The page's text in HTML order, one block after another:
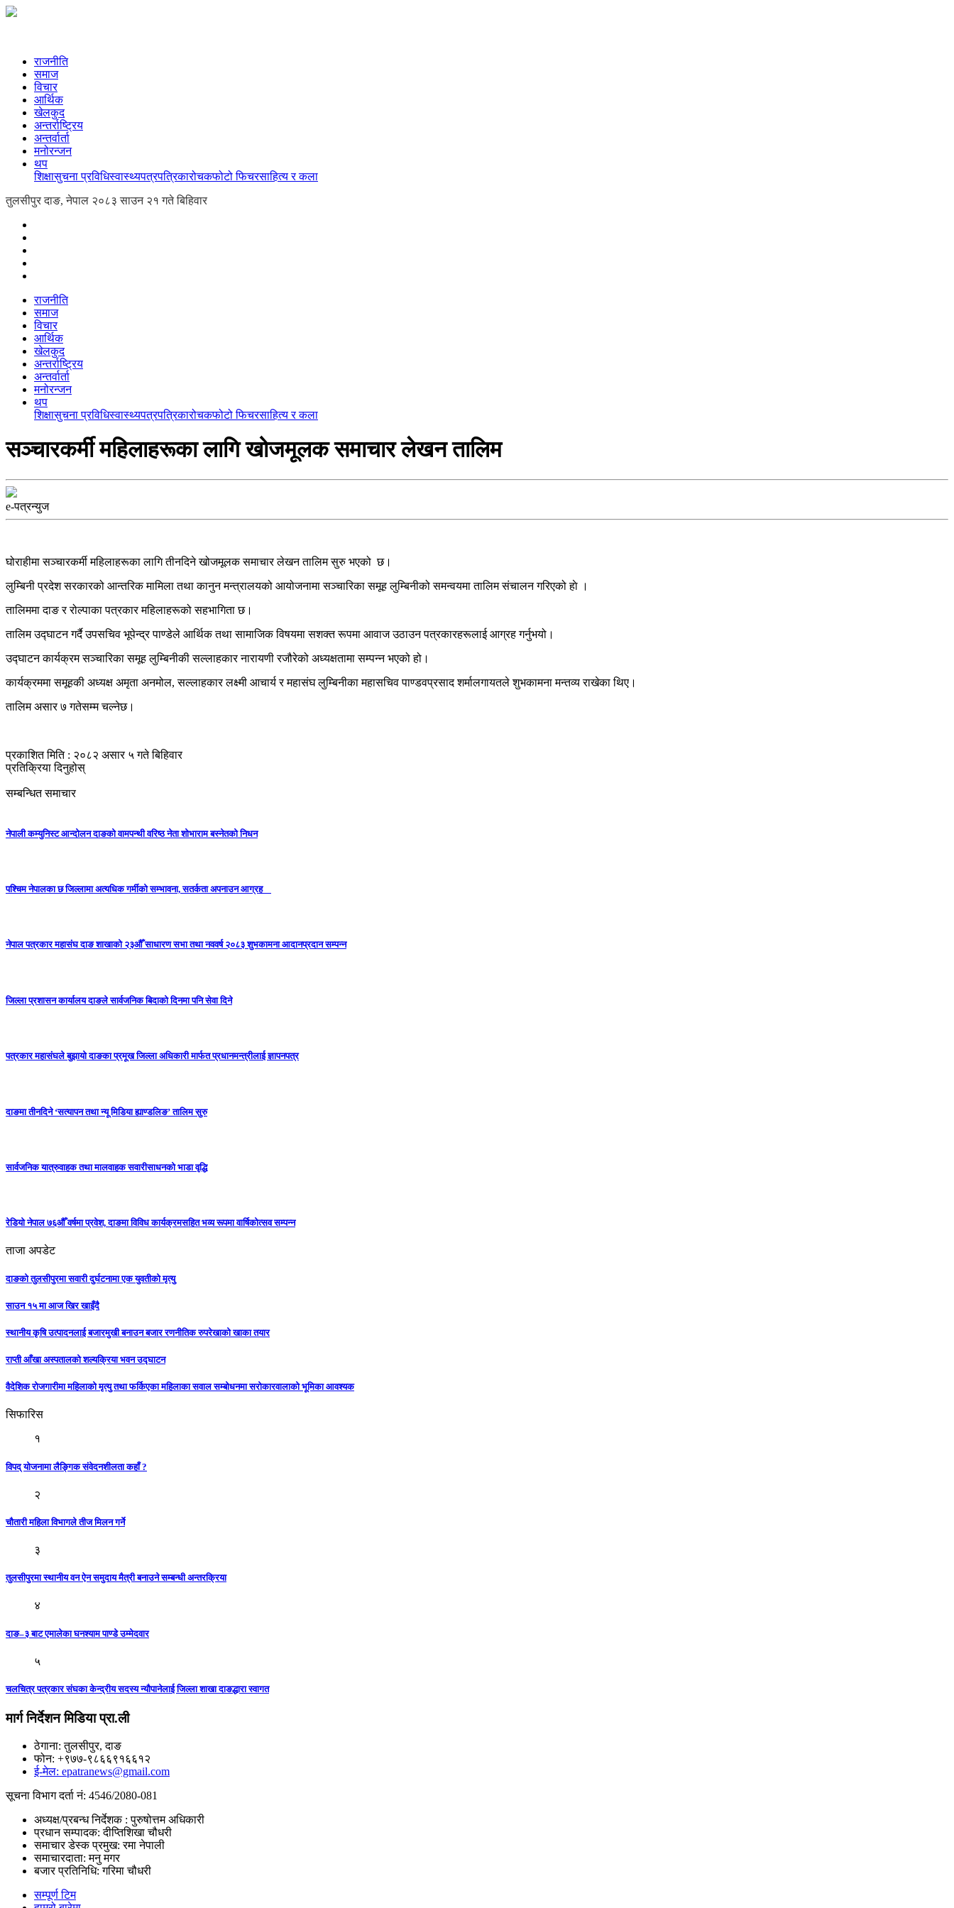
राजनीति
समाज
विचार
आर्थिक
खेलकुद
अन्तर्राष्ट्रिय
अन्तर्वार्ता
मनोरन्जन
थप
शिक्षासुचना प्रविधिस्वास्थ्यपत्रपत्रिकारोचकफोटो फिचरसाहित्य र कला
तुलसीपुर दाङ, नेपाल २०८३ साउन २१ गते बिहिवार
राजनीति
समाज
विचार
आर्थिक
खेलकुद
अन्तर्राष्ट्रिय
अन्तर्वार्ता
मनोरन्जन
थप
शिक्षासुचना प्रविधिस्वास्थ्यपत्रपत्रिकारोचकफोटो फिचरसाहित्य र कला
सञ्चारकर्मी महिलाहरूका लागि खोजमूलक समाचार लेखन तालिम
e-पत्रन्युज
घोराहीमा सञ्चारकर्मी महिलाहरूका लागि तीनदिने खोजमूलक समाचार लेखन तालिम सुरु भएको छ।
लुम्बिनी प्रदेश सरकारको आन्तरिक मामिला तथा कानुन मन्त्रालयको आयोजनामा सञ्चारिका समूह लुम्बिनीको समन्वयमा तालिम संचालन गरिएको हाे ।
तालिममा दाङ र रोल्पाका पत्रकार महिलाहरूको सहभागिता छ।
तालिम उद्घाटन गर्दै उपसचिव भूपेन्द्र पाण्डेले आर्थिक तथा सामाजिक विषयमा सशक्त रूपमा आवाज उठाउन पत्रकारहरूलाई आग्रह गर्नुभयो।
उद्घाटन कार्यक्रम सञ्चारिका समूह लुम्बिनीकी सल्लाहकार नारायणी रजौरेको अध्यक्षतामा सम्पन्न भएको हो।
कार्यक्रममा समूहकी अध्यक्ष अमृता अनमोल, सल्लाहकार लक्ष्मी आचार्य र महासंघ लुम्बिनीका महासचिव पाण्डवप्रसाद शर्मालगायतले शुभकामना मन्तव्य राखेका थिए।
तालिम असार ७ गतेसम्म चल्नेछ।
प्रकाशित मिति : २०८२ असार ५ गते बिहिवार
प्रतिक्रिया दिनुहोस्
सम्बन्धित समाचार
नेपाली कम्युनिस्ट आन्दोलन दाङको वामपन्थी वरिष्ठ नेता शोभाराम बस्नेतको निधन
पश्चिम नेपालका छ जिल्लामा अत्यधिक गर्मीको सम्भावना, सतर्कता अपनाउन आग्रह
नेपाल पत्रकार महासंघ दाङ शाखाको २३औँ साधारण सभा तथा नववर्ष २०८३ शुभकामना आदानप्रदान सम्पन्न
जिल्ला प्रशासन कार्यालय दाङले सार्वजनिक बिदाको दिनमा पनि सेवा दिने
पत्रकार महासंघले बुझायो दाङका प्रमूख जिल्ला अधिकारी मार्फत प्रधानमन्त्रीलाई ज्ञापनपत्र
दाङमा तीनदिने ‘सत्यापन तथा न्यू मिडिया ह्याण्डलिङ’ तालिम सुरु
सार्वजनिक यात्रुवाहक तथा मालवाहक सवारीसाधनको भाडा वृद्धि
रेडियो नेपाल ७६औँ वर्षमा प्रवेश, दाङमा विविध कार्यक्रमसहित भव्य रूपमा वार्षिकोत्सव सम्पन्न
ताजा अपडेट
दाङको तुलसीपुरमा सवारी दुर्घटनामा एक युवतीको मृत्यु
साउन १५ मा आज खिर खाइँदै
स्थानीय कृषि उत्पादनलाई बजारमुखी बनाउन बजार रणनीतिक रुपरेखाको खाका तयार
राप्ती आँखा अस्पतालको शल्यक्रिया भवन उद्घाटन
वैदेशिक रोजगारीमा महिलाको मृत्यु तथा फर्किएका महिलाका सवाल सम्बोधनमा सरोकारवालाको भूमिका आवश्यक
सिफारिस
१
विपद् याेजनामा लैङ्गिक संवेदनशीलता कहाँ ?
२
चौतारी महिला विभागले तीज मिलन गर्ने
३
तुलसीपुरमा स्थानीय वन ऐन समुदाय मैत्री बनाउने सम्बन्धी अन्तरक्रिया
४
दाङ–३ बाट एमालेका घनश्याम पाण्डे उम्मेदवार
५
चलचित्र पत्रकार संघका केन्द्रीय सदस्य न्यौपानेलाई जिल्ला शाखा दाङद्धारा स्वागत
मार्ग निर्देशन मिडिया प्रा.ली
ठेगाना: तुलसीपुर, दाङ
फोन: +९७७-९८६६९१६६१२
ई-मेल: epatranews@gmail.com
सूचना विभाग दर्ता नं: 4546/2080-081
अध्यक्ष/प्रबन्ध निर्देशक : पुरुषोत्तम अधिकारी
प्रधान सम्पादक: दीप्तिशिखा चौधरी
समाचार डेस्क प्रमुख: रमा नेपाली
समाचारदाता: मनु मगर
बजार प्रतिनिधि: गरिमा चौधरी
सम्पूर्ण टिम